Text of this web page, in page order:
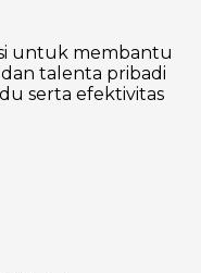
untuk membantu
talenta pribadi
serta efektivitas